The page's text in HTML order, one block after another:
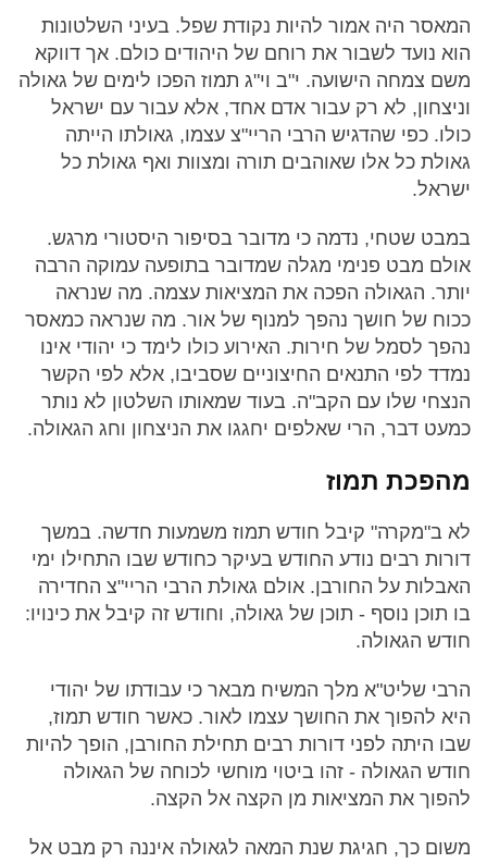
המאסר היה אמור להיות נקודת שפל. בעיני השלטונות
הוא נועד לשבור את רוחם של היהודים כולם. אך דווקא
משם צמחה הישועה. י"ב וי"ג תמוז הפכו לימים של גאולה
וניצחון, לא רק עבור אדם אחד, אלא עבור עם ישראל
כולו. כפי שהדגיש הרבי הריי"צ עצמו, גאולתו הייתה
גאולת כל אלו שאוהבים תורה ומצוות ואף גאולת כל
ישראל.
במבט שטחי, נדמה כי מדובר בסיפור היסטורי מרגש.
אולם מבט פנימי מגלה שמדובר בתופעה עמוקה הרבה
יותר. הגאולה הפכה את המציאות עצמה. מה שנראה
ככוח של חושך נהפך למנוף של אור. מה שנראה כמאסר
נהפך לסמל של חירות. האירוע כולו לימד כי יהודי אינו
נמדד לפי התנאים החיצוניים שסביבו, אלא לפי הקשר
הנצחי שלו עם הקב"ה. בעוד שמאותו השלטון לא נותר
כמעט דבר, הרי שאלפים יחגגו את הניצחון וחג הגאולה.
מהפכת תמוז
לא ב"מקרה" קיבל חודש תמוז משמעות חדשה. במשך
דורות רבים נודע החודש בעיקר כחודש שבו התחילו ימי
האבלות על החורבן. אולם גאולת הרבי הריי"צ החדירה
בו תוכן נוסף - תוכן של גאולה, וחודש זה קיבל את כינויו:
חודש הגאולה.
הרבי שליט"א מלך המשיח מבאר כי עבודתו של יהודי
היא להפוך את החושך עצמו לאור. כאשר חודש תמוז,
שבו היתה לפני דורות רבים תחילת החורבן, הופך להיות
חודש הגאולה - זהו ביטוי מוחשי לכוחה של הגאולה
להפוך את המציאות מן הקצה אל הקצה.
משום כך, חגיגת שנת המאה לגאולה איננה רק מבט אל